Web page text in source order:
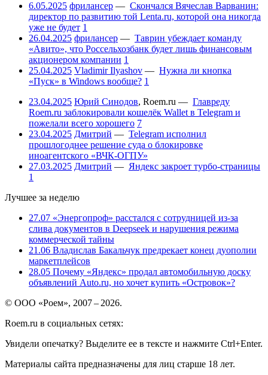
6.05.2025 фрилансер — Скончался Вячеслав Варванин:
директор по развитию той Lenta.ru, которой она никогда
уже не будет 1
26.04.2025 фрилансер — Таврин убеждает команду
«Авито», что Россельхозбанк будет лишь финансовым
акционером компании 1
25.04.2025 Vladimir Ilyashov — Нужна ли кнопка
«Пуск» в Windows вообще? 1
23.04.2025 Юрий Синодов, Roem.ru — Главреду
Roem.ru заблокировали кошелёк Wallet в Telegram и
пожелали всего хорошего 7
23.04.2025 Дмитрий — Telegram исполнил
прошлогоднее решение суда о блокировке
иноагентского «ВЧК-ОГПУ»
27.03.2025 Дмитрий — Яндекс закроет турбо-страницы
1
Лучшее за неделю
27.07 «Энергопроф» расстался с сотрудницей из-за
слива документов в Deepseek и нарушения режима
коммерческой тайны
21.06 Владислав Бакальчук предрекает конец дуополии
маркетплейсов
28.05 Почему «Яндекс» продал автомобильную доску
объявлений Auto.ru, но хочет купить «Островок»?
© ООО «Роем», 2007 – 2026.
Roem.ru в социальных сетях:
Увидели опечатку? Выделите ее в тексте и нажмите Ctrl+Enter.
Материалы сайта предназначены для лиц старше 18 лет.